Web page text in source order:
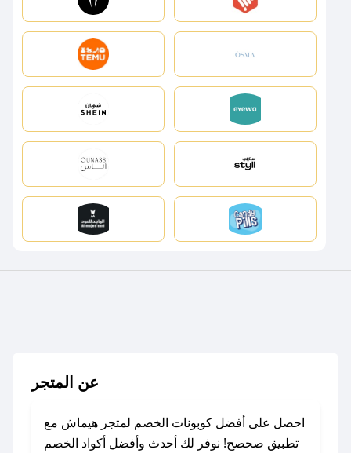
عن المتجر
احصل على أفضل كوبونات الخصم لمتجر هيماش مع
تطبيق صحصح! نوفر لك أحدث وأفضل أكواد الخصم